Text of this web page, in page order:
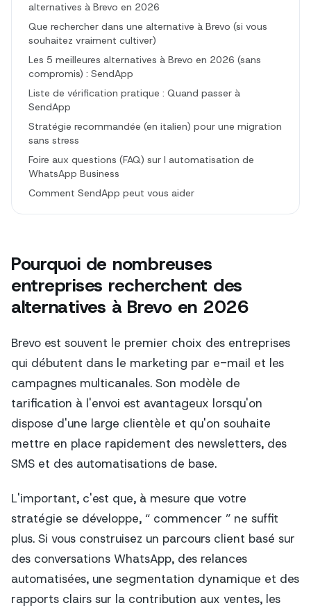
alternatives à Brevo en 2026
Que rechercher dans une alternative à Brevo (si vous
souhaitez vraiment cultiver)
Les 5 meilleures alternatives à Brevo en 2026 (sans
compromis) : SendApp
Liste de vérification pratique : Quand passer à
SendApp
Stratégie recommandée (en italien) pour une migration
sans stress
Foire aux questions (FAQ) sur l automatisation de
WhatsApp Business
Comment SendApp peut vous aider
Pourquoi de nombreuses
entreprises recherchent des
alternatives à Brevo en 2026
Brevo est souvent le premier choix des entreprises
qui débutent dans le marketing par e-mail et les
campagnes multicanales. Son modèle de
tarification à l'envoi est avantageux lorsqu'on
dispose d'une large clientèle et qu'on souhaite
mettre en place rapidement des newsletters, des
SMS et des automatisations de base.
L'important, c'est que, à mesure que votre
stratégie se développe, “ commencer ” ne suffit
plus. Si vous construisez un parcours client basé sur
des conversations WhatsApp, des relances
automatisées, une segmentation dynamique et des
rapports clairs sur la contribution aux ventes, les